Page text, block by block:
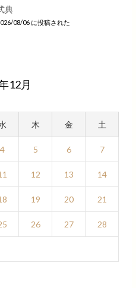
典
08/06 に投稿された
12月
木 金 土
4 5 6 7
12 13 14
19 20 21
26 27 28